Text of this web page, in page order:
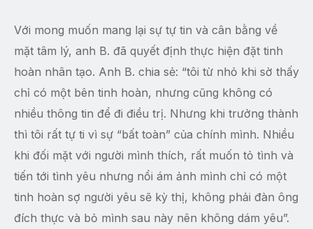
Với mong muốn mang lại sự tự tin và cân bằng về
mặt tâm lý, anh B. đã quyết định thực hiện đặt tinh
hoàn nhân tạo. Anh B. chia sẻ: “tôi từ nhỏ khi sờ thấy
chỉ có một bên tinh hoàn, nhưng cũng không có
nhiều thông tin để đi điều trị. Nhưng khi trưởng thành
thì tôi rất tự ti vì sự “bất toàn” của chính mình. Nhiều
khi đối mặt với người mình thích, rất muốn tỏ tình và
tiến tới tình yêu nhưng nổi ám ảnh mình chỉ có một
tinh hoàn sợ người yêu sẽ kỳ thị, không phải đàn ông
đích thực và bỏ mình sau này nên không dám yêu”.